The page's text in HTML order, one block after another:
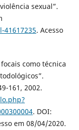
sexual”.
. Acesso
como técnica
161, 2002.
. DOI:
em 08/04/2020.